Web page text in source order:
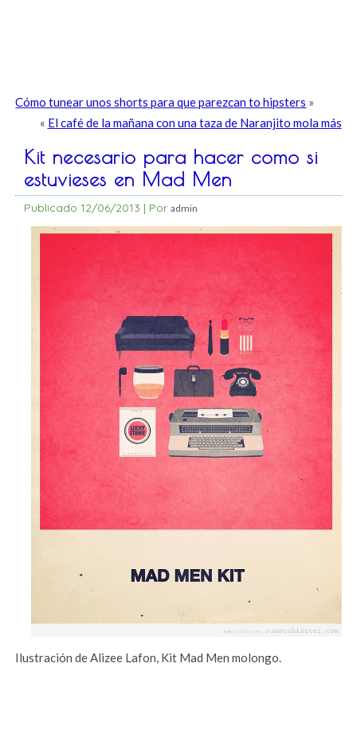
Cómo tunear unos shorts para que parezcan to hipsters »
« El café de la mañana con una taza de Naranjito mola más
Kit necesario para hacer como si
estuvieses en Mad Men
Publicado 12/06/2013 | Por admin
Ilustración de Alizee Lafon, Kit Mad Men molongo.